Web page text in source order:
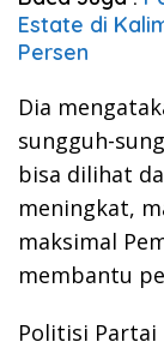
Estate di
Persen
Dia
sungguh-
bisa dilihat
meningkat,
maksimal
membantu
Politisi Partai